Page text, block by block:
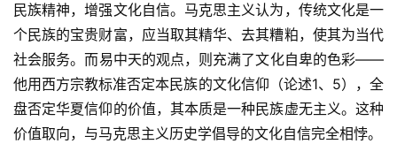
民族精神，增强文化自信。马克思主义认为，传统文化是一
个民族的宝贵财富，应当取其精华、去其糟粕，使其为当代
社会服务。而易中天的观点，则充满了文化自卑的色彩——
他用西方宗教标准否定本民族的文化信仰（论述1、5），全
盘否定华夏信仰的价值，其本质是一种民族虚无主义。这种
价值取向，与马克思主义历史学倡导的文化自信完全相悖。